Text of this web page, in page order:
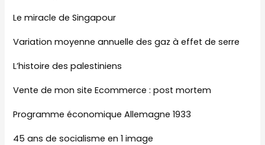
Le miracle de Singapour
Variation moyenne annuelle des gaz à effet de serre
L’histoire des palestiniens
Vente de mon site Ecommerce : post mortem
Programme économique Allemagne 1933
45 ans de socialisme en 1 image